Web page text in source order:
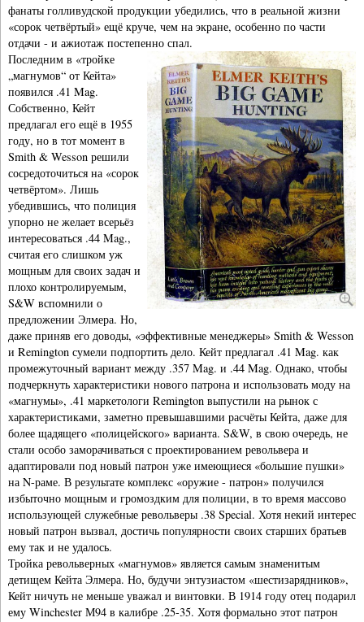
фанаты голливудской продукции убедились, что в реальной жизни
«сорок четвёртый» ещё круче, чем на экране, особенно по части
отдачи - и ажиотаж постепенно спал.
Последним в «тройке
„магнумов“ от Кейта»
появился .41 Mag.
Собственно, Кейт
предлагал его ещё в 1955
году, но в тот момент в
Smith & Wesson решили
сосредоточиться на «сорок
четвёртом». Лишь
убедившись, что полиция
упорно не желает всерьёз
интересоваться .44 Mag.,
считая его слишком уж
мощным для своих задач и
плохо контролируемым,
S&W вспомнили о
предложении Элмера. Но,
даже приняв его доводы, «эффективные менеджеры» Smith & Wesson
и Remington сумели подпортить дело. Кейт предлагал .41 Mag. как
промежуточный вариант между .357 Mag. и .44 Mag. Однако, чтобы
подчеркнуть характеристики нового патрона и использовать моду на
«магнумы», .41 маркетологи Remington выпустили на рынок с
характеристиками, заметно превышавшими расчёты Кейта, даже для
более щадящего «полицейского» варианта. S&W, в свою очередь, не
стали особо заморачиваться с проектированием револьвера и
адаптировали под новый патрон уже имеющиеся «большие пушки»
на N-раме. В результате комплекс «оружие - патрон» получился
избыточно мощным и громоздким для полиции, в то время массово
использующей служебные револьверы .38 Special. Хотя некий интерес
новый патрон вызвал, достичь популярности своих старших братьев
ему так и не удалось.
Тройка револьверных «магнумов» является самым знаменитым
детищем Кейта Элмера. Но, будучи энтузиастом «шестизарядников»,
Кейт ничуть не меньше уважал и винтовки. В 1914 году отец подарил
ему Winchester М94 в калибре .25-35. Хотя формально этот патрон